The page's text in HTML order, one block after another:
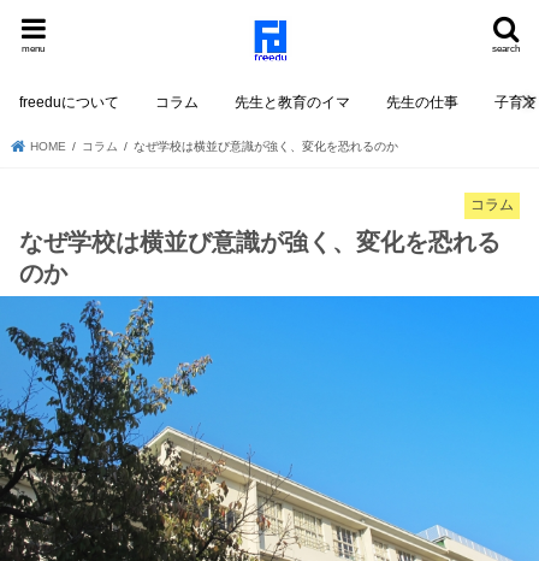
search
menu
freeduについて コラム 先生と教育のイマ 先生の仕事 子育て
HOME コラム なぜ学校は横並び意識が強く、変化を恐れるのか
コラム
なぜ学校は横並び意識が強く、変化を恐れる
のか